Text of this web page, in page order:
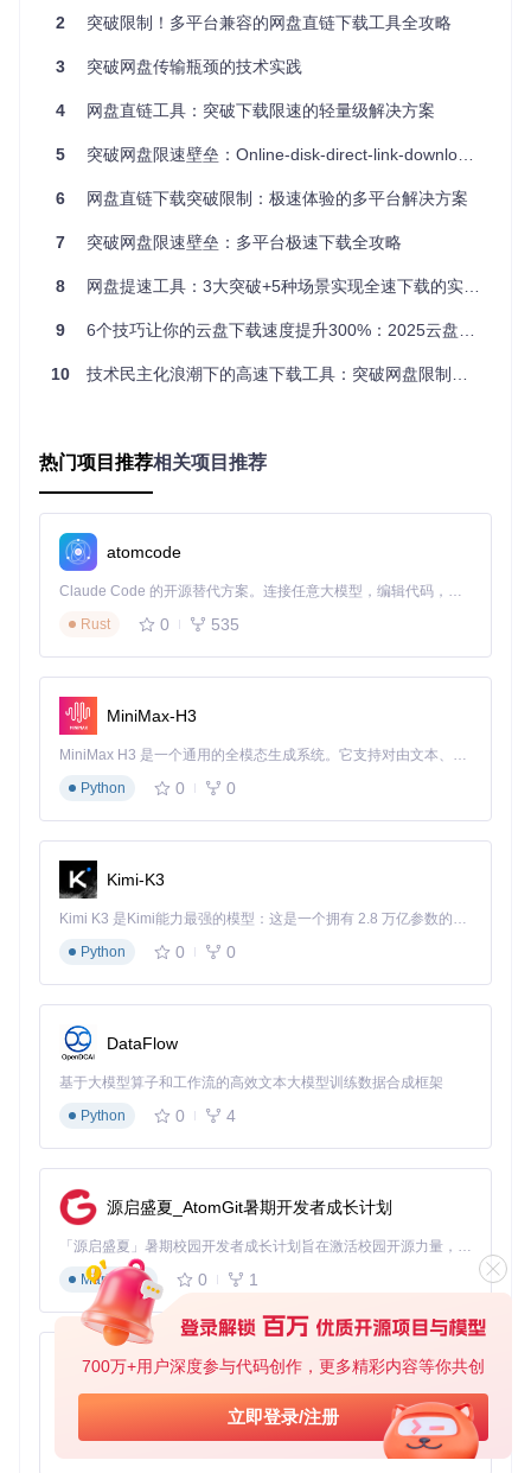
700万+用户深度参与代码创作，更多精彩内容等你共创
立即登录/注册
位置，绕过中间环节，让你直接连接到文件所在的服务器进行
下载。
这种方式就像在高速公路上行驶，避开了收费站和拥堵路段，
宽，实现速度的飞跃。
优化多平台兼容：八大网盘差异化支持
参数生成技术，自动适配不同类型文件的解析需求，支持大文
拟浏览器环境自动处理Referer和User-Agent参数，避免403访
天翼云盘批量处理📦 特别优化了天翼云盘的批量下载功能，
迅雷云盘协议适配🔌 针对迅雷云盘的专有协议进行了深度适
配，支持将解析链接直接发送到迅雷客户端，保留迅雷的加速
特性，实现双重加速效果。
夸克网盘界面增强🎨 在夸克网盘页面添加了定制化的下载按
钮，优化了界面布局，将解析功能与原有页面无缝融合，保持
用户熟悉的操作习惯同时提升功能性。
会员权限，确保会员用户能够享受到应有的高速下载权益，不
会因解析过程而受到限制。
UC网盘稳定性优化 🛡️ 针对UC网盘的接口特性，加入了请求重
试机制和超时控制，提高了在网络不稳定情况下的下载成功
123云盘持续适配
期更新解析策略，确保在网盘平台调整时能够快速响应，维持
功能的持续可用。
简化配置流程：三步实现高速下载
第一步：获取并配置脚本 执行以下命令下载项目：
进入项目目录，根据需要修改config文件夹下的各平台配置文
件，通常默认配置已能满足大多数使用场景。
第二步：安装脚本管理器
在浏览器中安装Tampermonkey或Vi
olentmonkey扩展，这些工具将为用户脚本提供运行环境，确
保解析功能能够正常工作。
第三步：导入核心脚本打开脚本管理器，创建新脚本，将项目
中的（改）网盘直链下载助手.user.js文件内容复制进去并保
存，刷新网盘页面即可看到新增的解析按钮。
构建跨平台同步方案：多场景应用指南
家庭网络环境实测
该工具配合IDM下载器，实测百度网盘文件下载速度可达8-10
MB/s，是官方客户端非会员速度的3-5倍。同一网络环境下，
下载4GB视频文件，传统方式需要1小时以上，而使用该工具
仅需约7分钟。
2 突破限制！多平台兼容的网盘直链下载工具全攻略
3 突破网盘传输瓶颈的技术实践
4 网盘直链工具：突破下载限速的轻量级解决方案
5 突破网盘限速壁垒：Online-disk-direct-link-download-assistant全攻略
6 网盘直链下载突破限制：极速体验的多平台解决方案
7 突破网盘限速壁垒：多平台极速下载全攻略
8 网盘提速工具：3大突破+5种场景实现全速下载的实战指南
9 6个技巧让你的云盘下载速度提升300%：2025云盘提速工具使用指南
10 技术民主化浪潮下的高速下载工具：突破网盘限制的零代码解决方案
热门项目推荐相关项目推荐
atomcode
Claude Code 的开源替代方案。连接任意大模型，编辑代码，运行命令，自动验证 — 全自动执行。用 Rust 构建，极致性能。 ｜ An open-source alternative to Claude Code. Connect any LLM, edit code, run commands, and verify changes — autonomously. Built in Rust for speed. Get Started
Rust
0 535
MiniMax-H3
MiniMax H3 是一个通用的全模态生成系统。它支持对由文本、图像、视频和音频组成的多模态上下文进行统一理解，并能生成分辨率高达 2K、时长可达 15 秒的带原生立体声音频的视频。得益于面向任务泛化的系统设计，H3 在预训练阶段就已具备广泛的多模态上下文理解与生成能力，能够出色地执行复杂的多模态指令。
Python
0 0
Kimi-K3
Kimi K3 是Kimi能力最强的模型：这是一个拥有 2.8 万亿参数的混合专家（MoE）模型，具备原生视觉理解能力，并支持 100 万 token 的上下文窗口。
Python
0 0
DataFlow
基于大模型算子和工作流的高效文本大模型训练数据合成框架
Python
0 4
源启盛夏_AtomGit暑期开发者成长计划
「源启盛夏」暑期校园开发者成长计划旨在激活校园开源力量，通过积分激励、认证扶持、资源倾斜等形式，引导高校组织和开发者完成「入驻 — 建项目 — 做贡献 — 获认证 — 得资源」的完整闭环。无论你是想带领社团入驻平台的组织者，还是希望用代码贡献证明自己的开发者，都能在这里找到属于你的成长路径。
Markdown
0 1
py-xiaozhi
基于Python的Xiaozhi AI，适用于想要完整Xiaozhi体验而无需拥有专用硬件的用户。
Python
0 1